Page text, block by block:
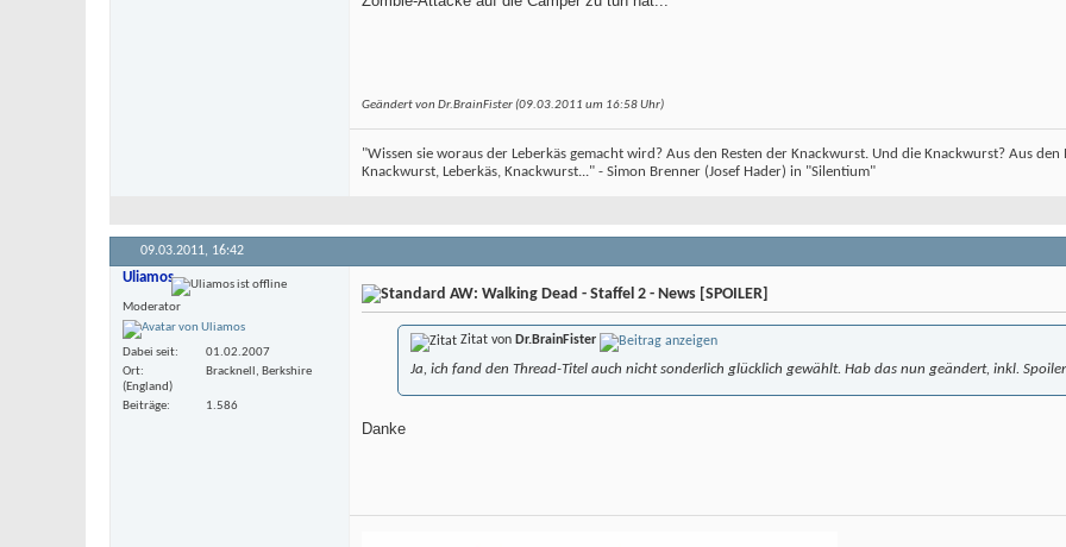
Geändert von Dr.BrainFister (09.03.2011 um 16:58Uhr)
"Wissen sie woraus der Leberkäs gemacht wird? Aus den Resten der Knackwurst. Und die Knackwurst? Aus den
Knackwurst, Leberkäs, Knackwurst..." - Simon Brenner (Josef Hader) in "Silentium"
09.03.2011, 16:42
Uliamos
Moderator
Dabei seit
01.02.2007
Ort
Bracknell, Berkshire
(England)
Beiträge
1.586
AW: Walking Dead - Staffel 2 - News [SPOILER]
Zitat von Dr.BrainFister
Ja, ich fand den Thread-Titel auch nicht sonderlich glücklich gewählt. Hab das nun geändert, inkl.
Danke